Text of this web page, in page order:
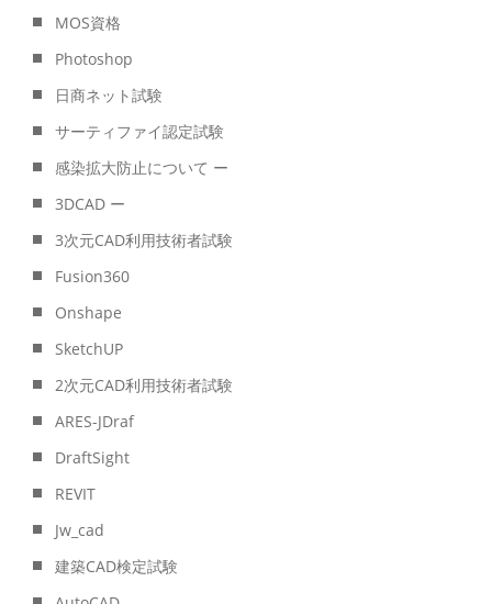
MOS資格
Photoshop
日商ネット試験
サーティファイ認定試験
感染拡大防止について ー
3DCAD ー
3次元CAD利用技術者試験
Fusion360
Onshape
SketchUP
2次元CAD利用技術者試験
ARES-JDraf
DraftSight
REVIT
Jw_cad
建築CAD検定試験